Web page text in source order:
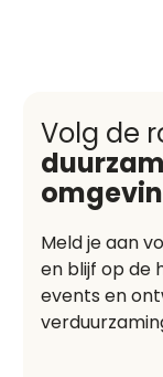
Volg de
Meld je aan
en blijf op de
events en